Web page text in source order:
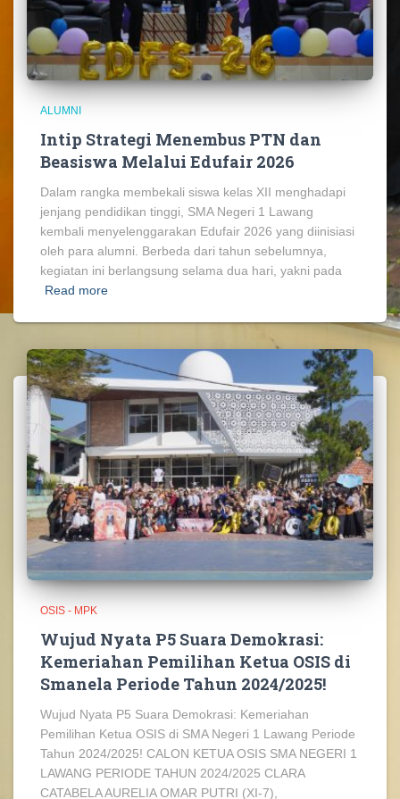
ALUMNI
Intip Strategi Menembus PTN dan
Beasiswa Melalui Edufair 2026
Dalam rangka membekali siswa kelas XII menghadapi
jenjang pendidikan tinggi, SMA Negeri 1 Lawang
kembali menyelenggarakan Edufair 2026 yang diinisiasi
oleh para alumni. Berbeda dari tahun sebelumnya,
kegiatan ini berlangsung selama dua hari, yakni pada
Read more
OSIS - MPK
Wujud Nyata P5 Suara Demokrasi:
Kemeriahan Pemilihan Ketua OSIS di
Smanela Periode Tahun 2024/2025!
Wujud Nyata P5 Suara Demokrasi: Kemeriahan
Pemilihan Ketua OSIS di SMA Negeri 1 Lawang Periode
Tahun 2024/2025! CALON KETUA OSIS SMA NEGERI 1
LAWANG PERIODE TAHUN 2024/2025 CLARA
CATABELA AURELIA OMAR PUTRI (XI-7),